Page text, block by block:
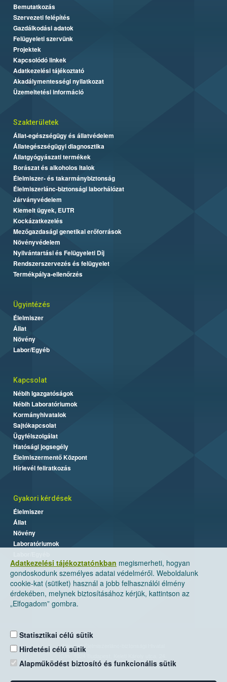
Adatkezelési tájékoztatónkban megismerheti, hogyan
gondoskodunk személyes adatai védelméről. Weboldalunk
cookie-kat (sütiket) használ a jobb felhasználói élmény
érdekében, melynek biztosításához kérjük, kattintson az
„Elfogadom” gombra.
Statisztikai célú sütik
Hirdetési célú sütik
Alapműködést biztosító és funkcionális sütik
Bemutatkozás
Szervezeti felépítés
Gazdálkodási adatok
Felügyeleti szervünk
Projektek
Kapcsolódó linkek
Adatkezelési tájékoztató
Akadálymentességi nyilatkozat
Üzemeltetési információ
Szakterületek
Állat-egészségügy és állatvédelem
Állategészségügyi diagnosztika
Állatgyógyászati termékek
Borászat és alkoholos italok
Élelmiszer- és takarmánybiztonság
Élelmiszerlánc-biztonsági laborhálózat
Járványvédelem
Kiemelt ügyek, EUTR
Kockázatkezelés
Mezőgazdasági genetikai erőforrások
Növényvédelem
Nyilvántartási és Felügyeleti Díj
Rendszerszervezés és felügyelet
Termékpálya-ellenőrzés
Ügyintézés
Élelmiszer
Állat
Növény
Labor/Egyéb
Kapcsolat
Nébih Igazgatóságok
Nébih Laboratóriumok
Kormányhivatalok
Sajtókapcsolat
Ügyfélszolgálat
Hatósági jogsegély
Élelmiszermentő Központ
Hírlevél feliratkozás
Gyakori kérdések
Élelmiszer
Állat
Növény
Laboratóriumok
Nemzeti Élelmiszerlánc-biztonsági Hivatal
Levelezési cím: 1525 Budapest. Pf. 30.